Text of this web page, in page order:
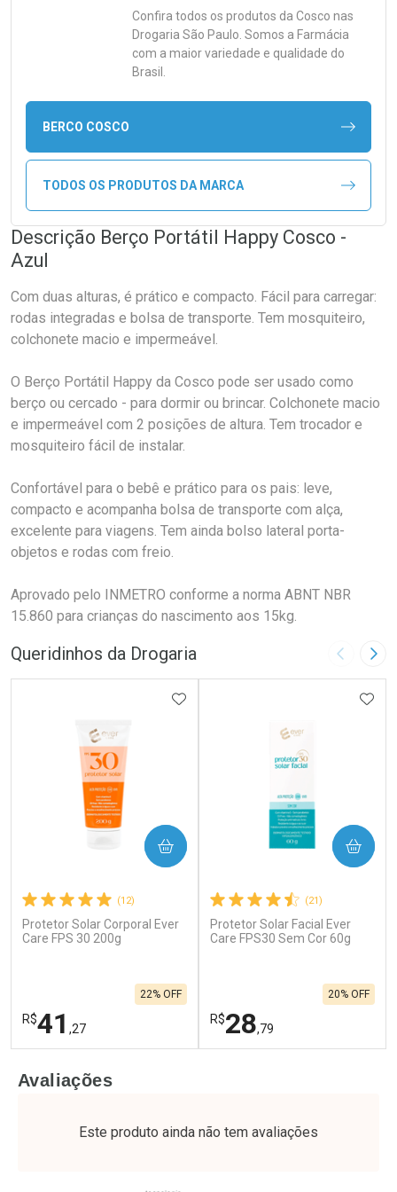
Confira todos os produtos da Cosco nas
Drogaria São Paulo. Somos a Farmácia
com a maior variedade e qualidade do
Brasil.
BERCO COSCO
TODOS OS PRODUTOS DA MARCA
Descrição Berço Portátil Happy Cosco -
Azul
Com duas alturas, é prático e compacto. Fácil para carregar:
rodas integradas e bolsa de transporte. Tem mosquiteiro,
colchonete macio e impermeável.
O Berço Portátil Happy da Cosco pode ser usado como
berço ou cercado - para dormir ou brincar. Colchonete macio
e impermeável com 2 posições de altura. Tem trocador e
mosquiteiro fácil de instalar.
Confortável para o bebê e prático para os pais: leve,
compacto e acompanha bolsa de transporte com alça,
excelente para viagens. Tem ainda bolso lateral porta-
objetos e rodas com freio.
Aprovado pelo INMETRO conforme a norma ABNT NBR
15.860 para crianças do nascimento aos 15kg.
Queridinhos da Drogaria Imagem
(12)
Protetor Solar Corporal Ever
Care FPS 30 200g
R$41 ,27
22% OFF
ADICIONAR AOS FAVORITOS
COMPRAR
Laboratório
Por Menos
(21)
Protetor Solar Facial Ever
Care FPS30 Sem Cor 60g
R$28,79
20% OFF
COMPRAR
Laboratório
Por Menos
Avaliações
Este produto ainda não tem avaliações